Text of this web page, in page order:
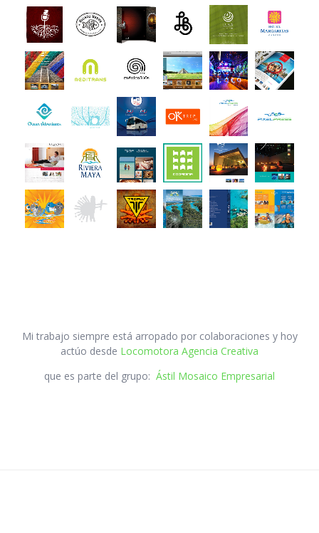
Mi trabajo siempre está arropado por colaboraciones y hoy
actúo desde Locomotora Agencia Creativa
que es parte del grupo: Ástil Mosaico Empresarial